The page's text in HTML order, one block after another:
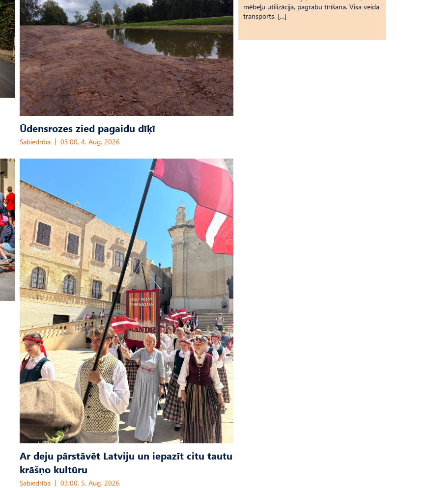
Ūdensrozes zied pagaidu dīķī
Sabiedrība 03:00, 4. Aug, 2026
Ar deju pārstāvēt Latviju un iepazīt citu tautu
krāšņo kultūru
Sabiedrība 03:00, 5. Aug, 2026
mēbeļu utilizācija, pagrabu tīrīšana. Visa veida
transports. […]